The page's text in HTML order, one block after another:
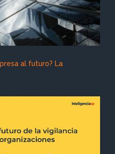
al futuro? La